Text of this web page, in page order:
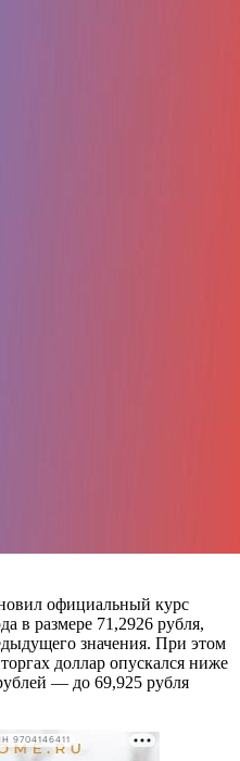
официальный курс
в размере 71,2926 рубля,
значения. При этом
доллар опускался ниже
— до 69,925 рубля
9704146411